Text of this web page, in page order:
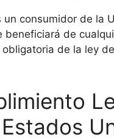
un consumidor de la
beneficiará de
de la ley